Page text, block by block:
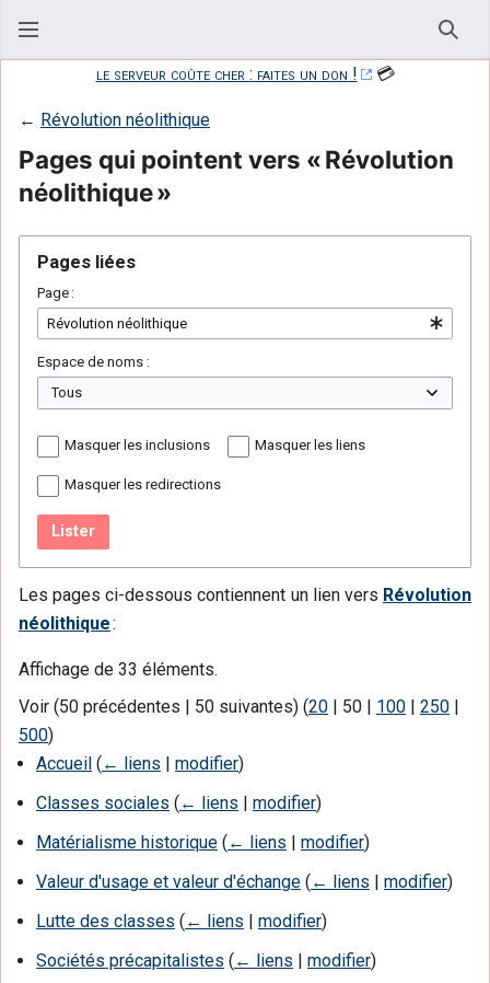
le serveur coûte cher : faites un don !
💳
Pages qui pointent vers « Révolution
néolithique »
← Révolution néolithique
Pages liées
Page :
Espace de noms :
Masquer les inclusions Masquer les liens
Masquer les redirections
Lister
Les pages ci-dessous contiennent un lien vers Révolution
néolithique:
Affichage de 33 éléments.
Voir (50 précédentes | 50 suivantes) (20 | 50 | 100 | 250 |
500)
Accueil (← liens | modifier)
Classes sociales (← liens | modifier)
Matérialisme historique (← liens | modifier)
Valeur d'usage et valeur d'échange (← liens | modifier)
Lutte des classes (← liens | modifier)
Sociétés précapitalistes (← liens | modifier)